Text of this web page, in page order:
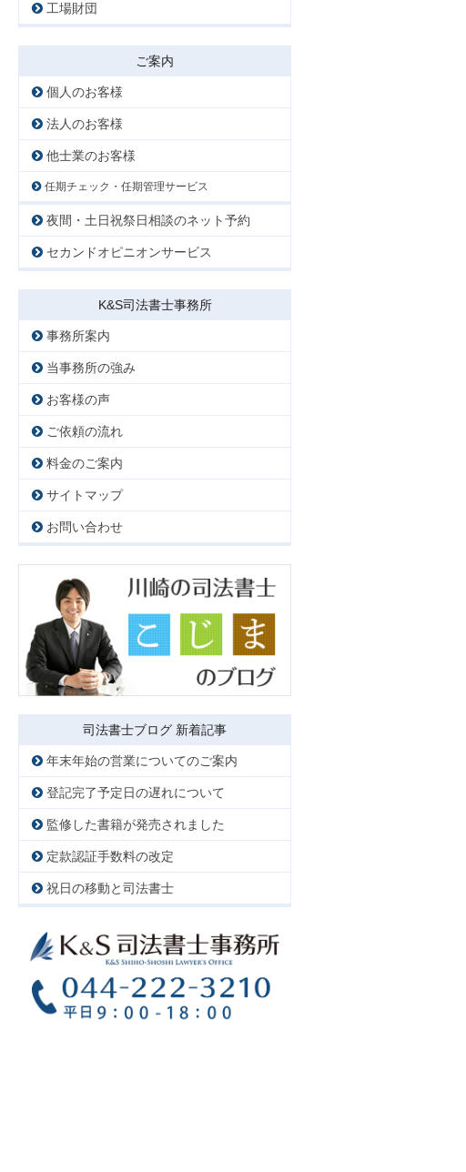
工場財団
ご案内
個人のお客様
法人のお客様
他士業のお客様
任期チェック・任期管理サービス
夜間・土日祝祭日相談のネット予約
セカンドオピニオンサービス
K&S司法書士事務所
事務所案内
当事務所の強み
お客様の声
ご依頼の流れ
料金のご案内
サイトマップ
お問い合わせ
司法書士ブログ 新着記事
年末年始の営業についてのご案内
登記完了予定日の遅れについて
監修した書籍が発売されました
定款認証手数料の改定
祝日の移動と司法書士